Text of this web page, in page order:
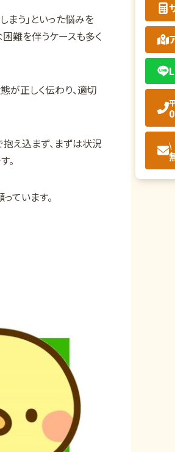
まう」といった悩みを
難を伴うケースも多く
が正しく伝わり、適切
抱え込まず、まずは状況
。
ています。
\